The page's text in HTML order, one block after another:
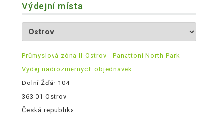
Výdejní místa
Průmyslová zóna II Ostrov - Panattoni North Park -
Výdej nadrozměrných objednávek
Dolní Žďár 104
363 01 Ostrov
Česká republika